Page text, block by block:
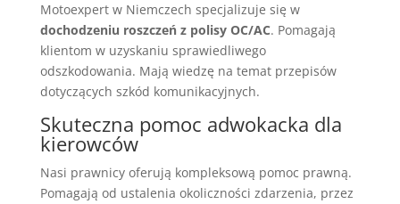
Motoexpert w Niemczech specjalizuje się w
dochodzeniu roszczeń z polisy OC/AC. Pomagają
klientom w uzyskaniu sprawiedliwego
odszkodowania. Mają wiedzę na temat przepisów
dotyczących szkód komunikacyjnych.
Skuteczna pomoc adwokacka dla
kierowców
Nasi prawnicy oferują kompleksową pomoc prawną.
Pomagają od ustalenia okoliczności zdarzenia, przez